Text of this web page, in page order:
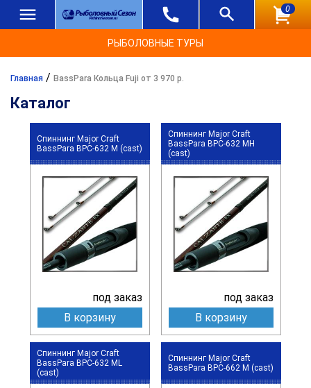
0
РЫБОЛОВНЫЕ ТУРЫ
Главная / BassPara Кольца Fuji от 3 970 р.
Каталог
Спиннинг Major Craft
BassPara BPC-632 M (cast)
под заказ
В корзину
Спиннинг Major Craft
BassPara BPC-632 MH
(cast)
под заказ
В корзину
Спиннинг Major Craft
BassPara BPC-632 ML
(cast)
Спиннинг Major Craft
BassPara BPC-662 M (cast)